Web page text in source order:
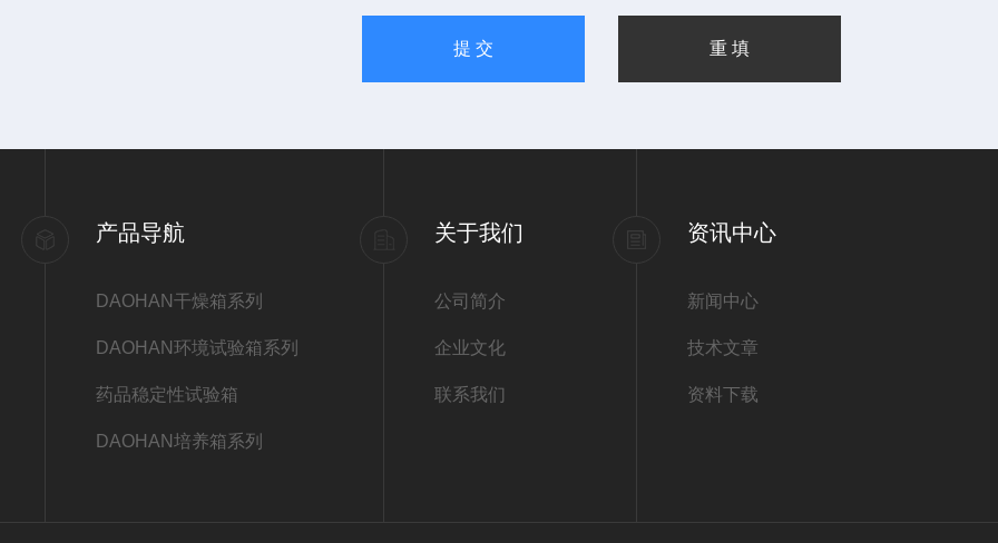
产品导航
DAOHAN干燥箱系列
DAOHAN环境试验箱系列
药品稳定性试验箱
DAOHAN培养箱系列
关于我们
公司简介
企业文化
联系我们
资讯中心
新闻中心
技术文章
资料下载